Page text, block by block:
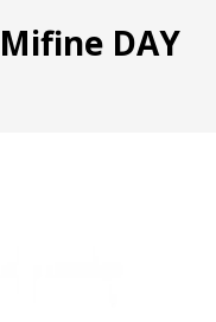
DAY